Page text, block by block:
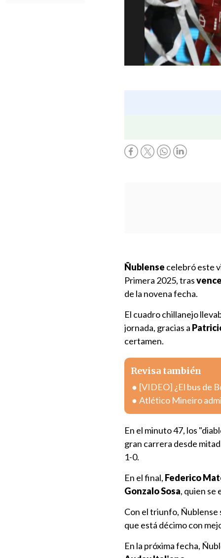
Ñublense celebró este
Primera 2025, tras
de la novena fecha.
El cuadro chillanejo
jornada, gracias a
certamen.
Revisa también
[VIDEO] ¿El bus de
Atlético Mineiro
En el minuto 47, los
gran carrera desde
1-0.
En el final, Federico
Gonzalo Sosa, quien se
Con el triunfo, Ñublense
que está décimo con
En la próxima fecha,